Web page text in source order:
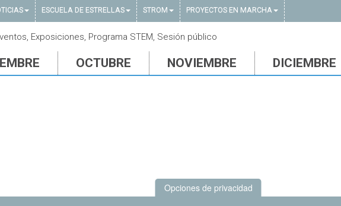
ESCUELA DE ESTRELLAS STROM PROYECTOS EN MARCHA
Exposiciones, Programa STEM, Sesión público
OCTUBRE NOVIEMBRE DICIEMBRE
Opciones de privacidad